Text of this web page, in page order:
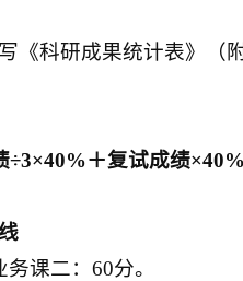
《科研成果统计表》（
÷3×40%＋复试成绩
课二：60分。